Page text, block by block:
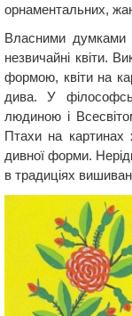
орнаментальних,
Власними думками
незвичайні квіти.
формою, квіти на
дива. У
людиною і
Птахи на картинах
дивної форми.
в традиціях